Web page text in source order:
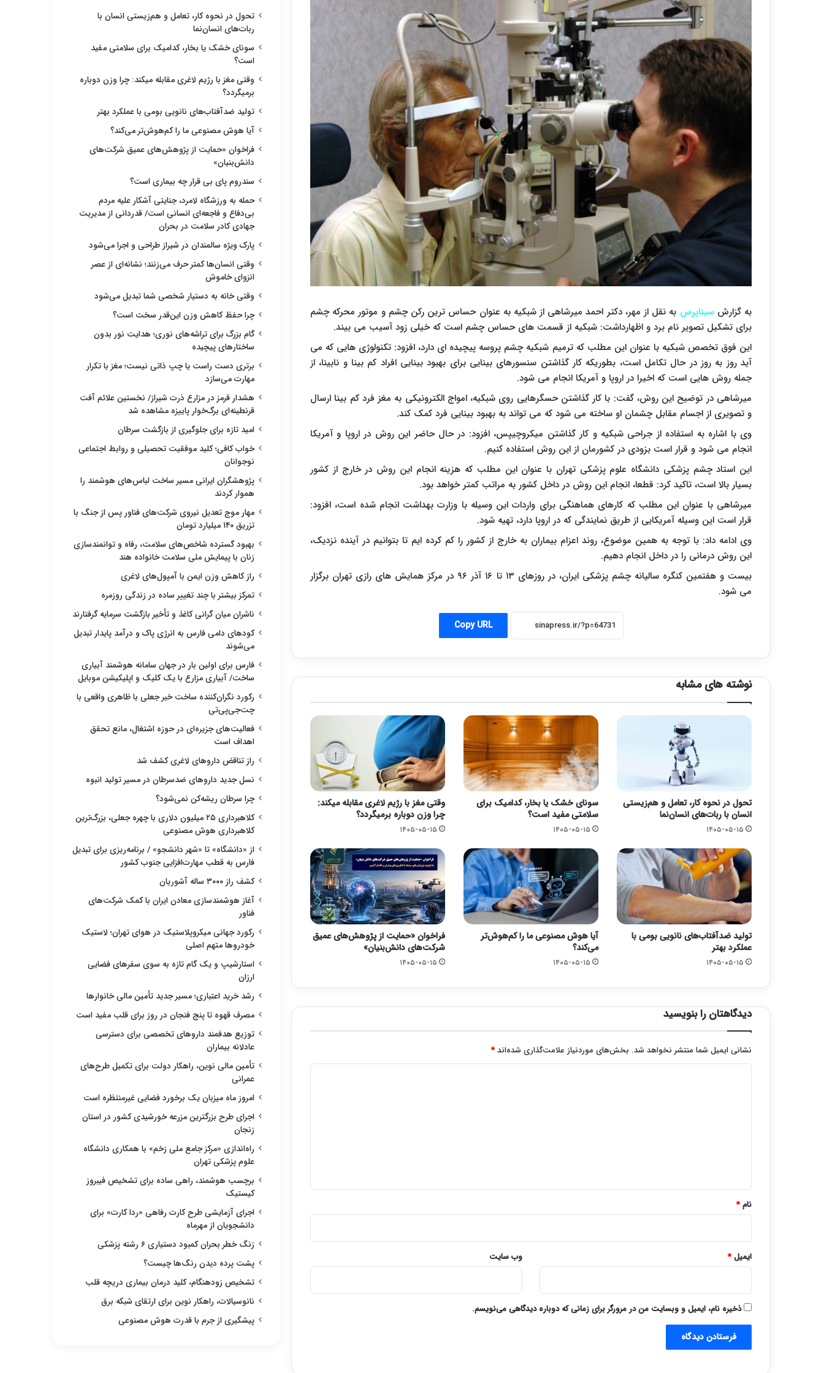
به گزارشسیناپرس به نقل از مهر، دکتر احمد میرشاهی از شبکیه به عنوان حساس ترین رکن چشم و موتور محرکه چشم
برای تشکیل تصویر نام برد و اظهارداشت: شبکیه از قسمت های حساس چشم است که خیلی زود آسیب می بیند.
این فوق تخصص شبکیه با عنوان این مطلب که ترمیم شبکیه چشم پروسه پیچیده ای دارد، افزود: تکنولوژی هایی که می
آید روز به روز در حال تکامل است، بطوریکه کار گذاشتن سنسورهای بینایی برای بهبود بینایی افراد کم بینا و نابینا، از
جمله روش هایی است که اخیرا در اروپا و آمریکا انجام می شود.
میرشاهی در توضیح این روش، گفت: با کار گذاشتن حسگرهایی روی شبکیه، امواج الکترونیکی به مغز فرد کم بینا ارسال
و تصویری از اجسام مقابل چشمان او ساخته می شود که می تواند به بهبود بینایی فرد کمک کند.
وی با اشاره به استفاده از جراحی شبکیه و کار گذاشتن میکروچیپس، افزود: در حال حاضر این روش در اروپا و آمریکا
انجام می شود و قرار است بزودی در کشورمان از این روش استفاده کنیم.
این استاد چشم پزشکی دانشگاه علوم پزشکی تهران با عنوان این مطلب که هزینه انجام این روش در خارج از کشور
بسیار بالا است، تاکید کرد: قطعا، انجام این روش در داخل کشور به مراتب کمتر خواهد بود.
میرشاهی با عنوان این مطلب که کارهای هماهنگی برای واردات این وسیله با وزارت بهداشت انجام شده است، افزود:
قرار است این وسیله آمریکایی از طریق نمایندگی که در اروپا دارد، تهیه شود.
وی ادامه داد: با توجه به همین موضوع، روند اعزام بیماران به خارج از کشور را کم کرده ایم تا بتوانیم در آینده نزدیک،
این روش درمانی را در داخل انجام دهیم.
بیست و هفتمین کنگره سالیانه چشم پزشکی ایران، در روزهای ۱۳ تا ۱۶ آذر ۹۶ در مرکز همایش های رازی تهران برگزار
می شود.
Copy URL
نوشته های مشابه
تحول در نحوه کار، تعامل و هم‌زیستی
انسان با ربات‌های انسان‌نما
۱۴۰۵-۰۵-۱۵
سونای خشک یا بخار، کدامیک برای
سلامتی مفید است؟
۱۴۰۵-۰۵-۱۵
وقتی مغز با رژیم لاغری مقابله میکند:
چرا وزن دوباره برمیگردد؟
۱۴۰۵-۰۵-۱۵
تولید ضدآفتاب‌های نانویی بومی با
عملکرد بهتر
۱۴۰۵-۰۵-۱۵
آیا هوش مصنوعی ما را کم‌هوش‌تر
می‌کند؟
۱۴۰۵-۰۵-۱۵
فراخوان «حمایت از پژوهش‌های عمیق
شرکت‌های دانش‌بنیان»
۱۴۰۵-۰۵-۱۵
دیدگاهتان را بنویسید
نشانی ایمیل شما منتشر نخواهد شد. بخش‌های موردنیاز علامت‌گذاری شده‌اند*
نام*
ایمیل* وب‌ سایت
ذخیره نام، ایمیل و وبسایت من در مرورگر برای زمانی که دوباره دیدگاهی می‌نویسم.
تحول در نحوه کار، تعامل و هم‌زیستی انسان با
ربات‌های انسان‌نما
سونای خشک یا بخار، کدامیک برای سلامتی مفید
است؟
وقتی مغز با رژیم لاغری مقابله میکند: چرا وزن دوباره
برمیگردد؟
تولید ضدآفتاب‌های نانویی بومی با عملکرد بهتر
آیا هوش مصنوعی ما را کم‌هوش‌تر می‌کند؟
فراخوان «حمایت از پژوهش‌های عمیق شرکت‌های
دانش‌بنیان»
سندروم پای بی قرار چه بیماری است؟
حمله به ورزشگاه لامرد، جنایتی آشکار علیه مردم
بی‌دفاع و فاجعه‌ای انسانی است/ قدردانی از مدیریت
جهادی کادر سلامت در بحران
پارک ویژه سالمندان در شیراز طراحی و اجرا می‌شود
وقتی انسان‌ها کمتر حرف می‌زنند؛ نشانه‌ای از عصر
انزوای خاموش
وقتی خانه به دستیار شخصی شما تبدیل می‌شود
چرا حفظ کاهش وزن این‌قدر سخت است؟
گام بزرگ برای تراشه‌های نوری؛ هدایت نور بدون
ساختارهای پیچیده
برتری دست راست یا چپ ذاتی نیست؛ مغز با تکرار
مهارت می‌سازد
هشدار قرمز در مزارع ذرت شیراز/ نخستین علائم آفت
قرنطینه‌ای برگ‌خوار پاییزه مشاهده شد
امید تازه برای جلوگیری از بازگشت سرطان
خواب کافی؛ کلید موفقیت تحصیلی و روابط اجتماعی
نوجوانان
پژوهشگران ایرانی مسیر ساخت لباس‌های هوشمند را
هموار کردند
مهار موج تعدیل نیروی شرکت‌های فناور پس از جنگ با
تزریق ۱۴۰ میلیارد تومان
بهبود گسترده شاخص‌های سلامت، رفاه و توانمندسازی
زنان با پیمایش ملی سلامت خانواده هند
راز کاهش وزن ایمن با آمپول‌های لاغری
تمرکز بیشتر با چند تغییر ساده در زندگی روزمره
ناشران میان گرانی کاغذ و تأخیر بازگشت سرمایه گرفتارند
کودهای دامی فارس به انرژی پاک و درآمد پایدار تبدیل
می‌شوند
فارس برای اولین بار در جهان سامانه هوشمند آبیاری
ساخت/ آبیاری مزارع با یک کلیک و اپلیکیشن موبایل
رکورد نگران‌کننده ساخت خبر جعلی با ظاهری واقعی با
چت‌جی‌پی‌تی
فعالیت‌های جزیره‌ای در حوزه اشتغال، مانع تحقق
اهداف است
راز تناقض داروهای لاغری کشف شد
نسل جدید داروهای ضدسرطان در مسیر تولید انبوه
چرا سرطان ریشه‌کن نمی‌شود؟
کلاهبرداری ۲۵ میلیون دلاری با چهره جعلی، بزرگ‌ترین
کلاهبرداری هوش مصنوعی
از «دانشگاه» تا «شهر دانشجو» / برنامه‌ریزی برای تبدیل
فارس به قطب مهارت‌افزایی جنوب کشور
کشف راز ۳۰۰۰ ساله آشوریان
آغاز هوشمندسازی معادن ایران با کمک شرکت‌های
فناور
رکورد جهانی میکروپلاستیک در هوای تهران؛ لاستیک
خودروها متهم اصلی
استارشیپ و یک گام تازه به سوی سفرهای فضایی
ارزان
رشد خرید اعتباری؛ مسیر جدید تأمین مالی خانوارها
مصرف قهوه تا پنج فنجان در روز برای قلب مفید است
توزیع هدفمند داروهای تخصصی برای دسترسی
عادلانه بیماران
تأمین مالی نوین، راهکار دولت برای تکمیل طرح‌های
عمرانی
امروز ماه میزبان یک برخورد فضایی غیرمنتظره است
اجرای طرح بزرگترین مزرعه خورشیدی کشور در استان
زنجان
راه‌اندازی «مرکز جامع ملی زخم» با همکاری دانشگاه
علوم پزشکی تهران
برچسب هوشمند، راهی ساده برای تشخیص فیبروز
کیستیک
اجرای آزمایشی طرح کارت رفاهی «ردا کارت» برای
دانشجویان از مهرماه
زنگ خطر بحران کمبود دستیاری ۶ رشته پزشکی
پشت پرده دیدن رنگ‌ها چیست؟
تشخیص زودهنگام، کلید درمان بیماری دریچه قلب
نانوسیالات، راهکار نوین برای ارتقای شبکه برق
پیشگیری از جرم با قدرت هوش مصنوعی